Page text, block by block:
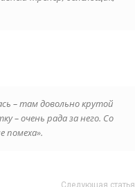
– там довольно крутой
– очень рада за него. Со
помеха».
Следующая статья